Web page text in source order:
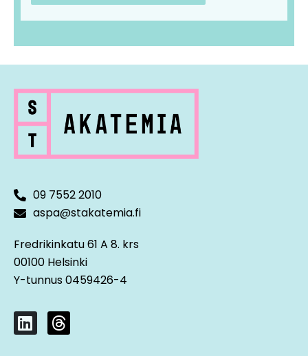
09 7552 2010
aspa@stakatemia.fi
Fredrikinkatu 61 A 8. krs
00100 Helsinki
Y-tunnus 0459426-4
L
i
T
h